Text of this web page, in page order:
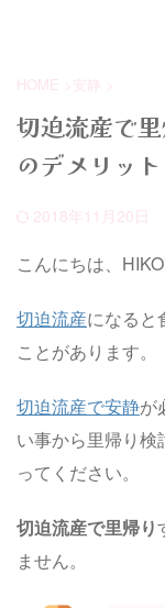
人がいます。 あなたは
れる場合の申請手順も
す。 俺が働けなくなっ
傷病手当金を受け取れ
５つの条件を満たして
HOME > 安静 >
切迫流産で
のデメリット
2018年11月20日
こんにちは、HIKO
切迫流産になると
ことがあります。
切迫流産で安静が
い事から里帰り
ってください。
切迫流産で里帰り
ません。